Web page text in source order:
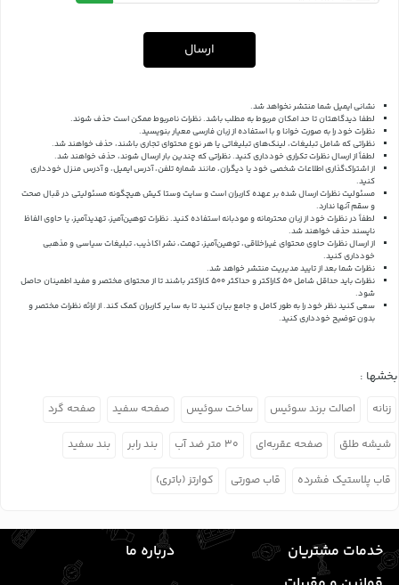
ارسال
نشانی ایمیل شما منتشر نخواهد شد.
لطفا دیدگاهتان تا حد امکان مربوط به مطلب باشد. نظرات نامربوط ممکن است حذف شوند.
نظرات خود را به صورت خوانا و با استفاده از زبان فارسی معیار بنویسید.
نظراتی که شامل تبلیغات، لینک‌های تبلیغاتی یا هر نوع محتوای تجاری باشند، حذف خواهند شد.
لطفاً از ارسال نظرات تکراری خودداری کنید. نظراتی که چندین بار ارسال شوند، حذف خواهند شد.
از اشتراک‌گذاری اطلاعات شخصی خود یا دیگران، مانند شماره تلفن، آدرس ایمیل، و آدرس منزل خودداری
کنید.
مسئولیت نظرات ارسال شده بر عهده کاربران است و سایت وستا کیش هیچگونه مسئولیتی در قبال صحت
و سقم آنها ندارد.
لطفاً در نظرات خود از زبان محترمانه و مودبانه استفاده کنید. نظرات توهین‌آمیز، تهدیدآمیز، یا حاوی الفاظ
ناپسند حذف خواهند شد.
از ارسال نظرات حاوی محتوای غیراخلاقی، توهین‌آمیز، تهمت، نشر اکاذیب، تبلیغات سیاسی و مذهبی
خودداری کنید.
نظرات شما بعد از تایید مدیریت منتشر خواهد شد.
نظرات باید حداقل شامل 50 کاراکتر و حداکثر 500 کاراکتر باشند تا از محتوای مختصر و مفید اطمینان حاصل
شود.
سعی کنید نظر خود را به طور کامل و جامع بیان کنید تا به سایر کاربران کمک کند.از ارائه نظرات مختصر و
بدون توضیح خودداری کنید.
بخشها :
زنانه اصالت برند سوئیس ساخت سوئیس صفحه سفید صفحه گرد
شیشه طلق صفحه عقربه‌ای ۳۰ متر ضد آب بند رابر بند سفید
قاب پلاستیک فشرده قاب صورتی کوارتز (باتری)
خدمات مشتریان
درباره ما